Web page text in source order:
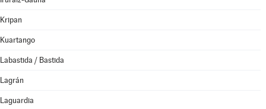
Kripan
Kuartango
Labastida / Bastida
Lagrán
Laguardia